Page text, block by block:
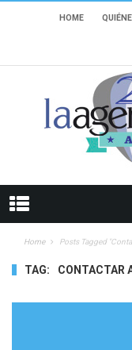
HOME
Home Posts Tagged
TAG: CONTACTAR